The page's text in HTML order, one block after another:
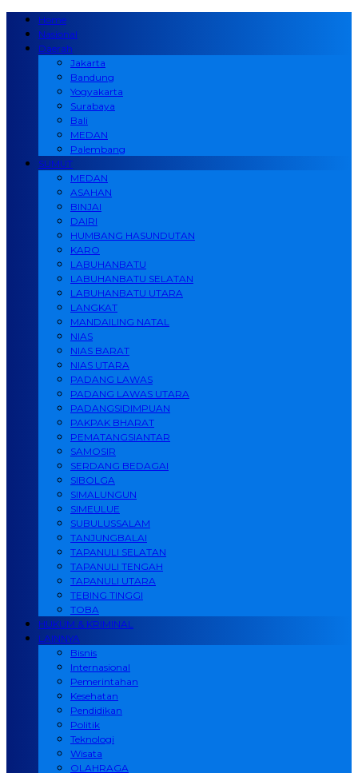
Home
Nasional
Daerah
Jakarta
Bandung
Yogyakarta
Surabaya
Bali
MEDAN
Palembang
SUMUT
MEDAN
ASAHAN
BINJAI
DAIRI
HUMBANG HASUNDUTAN
KARO
LABUHANBATU
LABUHANBATU SELATAN
LABUHANBATU UTARA
LANGKAT
MANDAILING NATAL
NIAS
NIAS BARAT
NIAS UTARA
PADANG LAWAS
PADANG LAWAS UTARA
PADANGSIDIMPUAN
PAKPAK BHARAT
PEMATANGSIANTAR
SAMOSIR
SERDANG BEDAGAI
SIBOLGA
SIMALUNGUN
SIMEULUE
SUBULUSSALAM
TANJUNGBALAI
TAPANULI SELATAN
TAPANULI TENGAH
TAPANULI UTARA
TEBING TINGGI
TOBA
HUKUM & KRIMINAL
LAINNYA
Bisnis
Internasional
Pemerintahan
Kesehatan
Pendidikan
Politik
Teknologi
Wisata
OLAHRAGA